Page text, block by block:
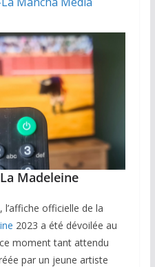
Madeleine
officielle de la
2023 a été dévoilée au
moment tant attendu
par un jeune artiste